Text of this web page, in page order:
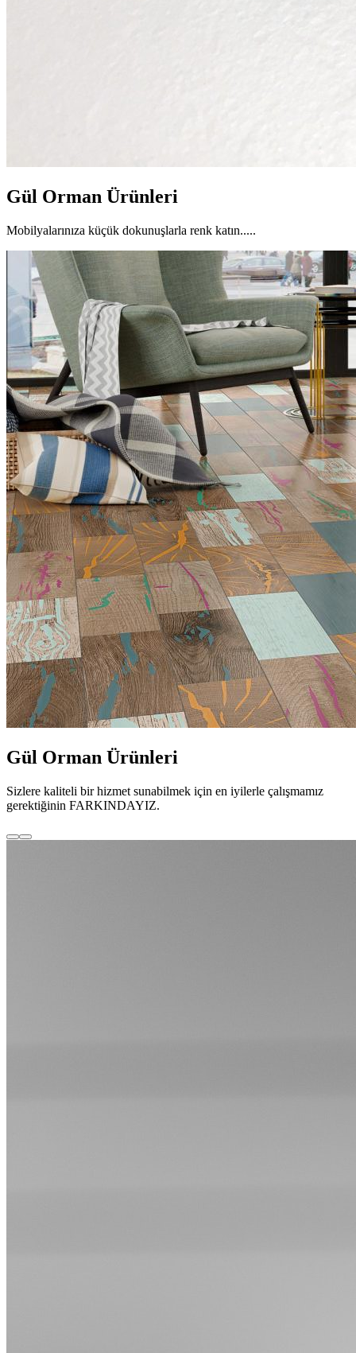
Gül Orman Ürünleri
Mobilyalarınıza küçük dokunuşlarla renk katın.....
Gül Orman Ürünleri
Sizlere kaliteli bir hizmet sunabilmek için en iyilerle çalışmamız
gerektiğinin FARKINDAYIZ.